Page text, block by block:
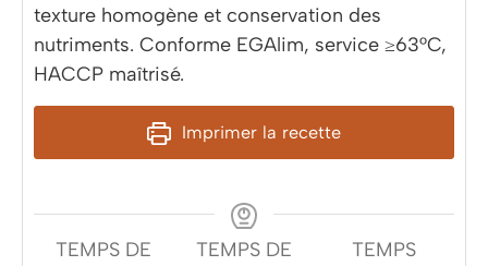
texture homogène et conservation des
nutriments. Conforme EGAlim, service ≥63°C,
HACCP maîtrisé.
Imprimer la recette
TEMPS DE
TEMPS DE
TEMPS